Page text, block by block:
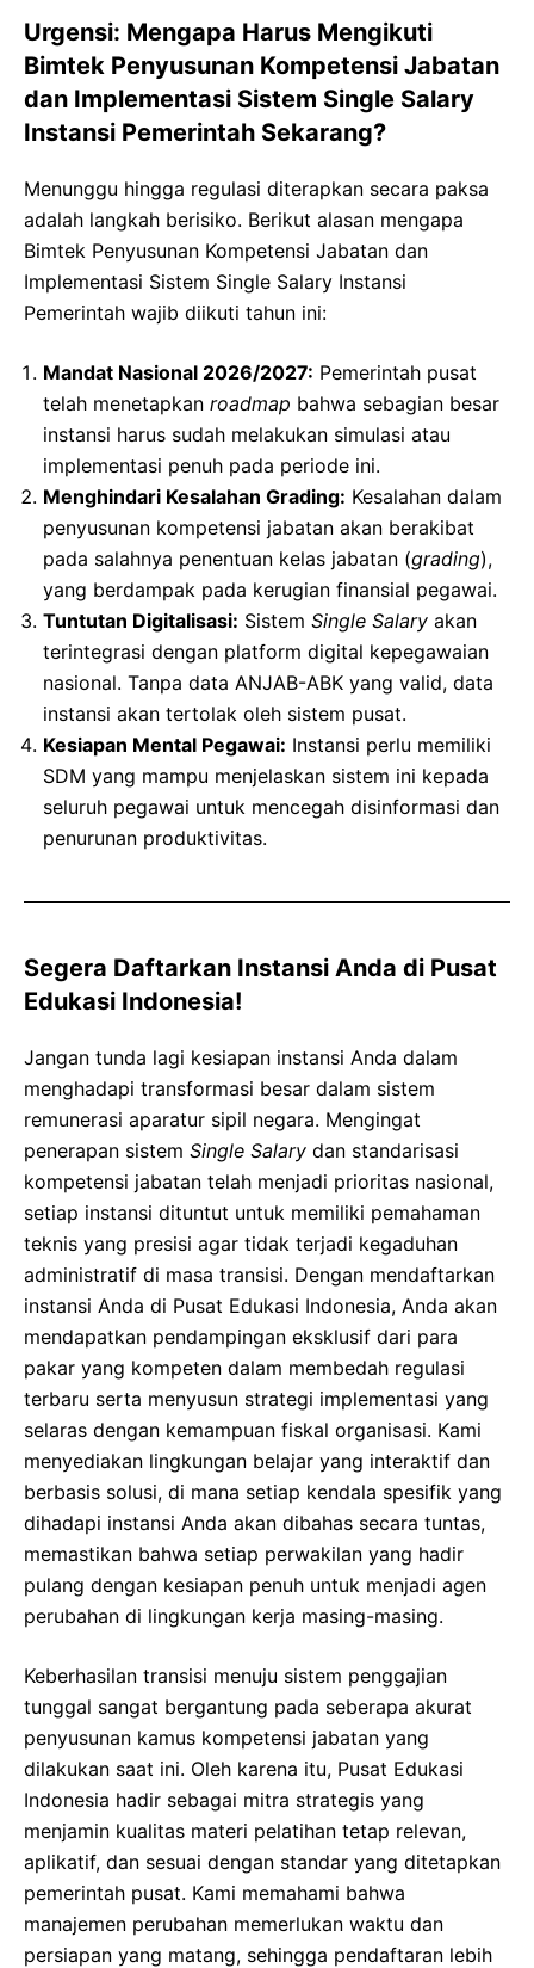
Urgensi: Mengapa Harus Mengikuti
Bimtek Penyusunan Kompetensi Jabatan
dan Implementasi Sistem Single Salary
Instansi Pemerintah Sekarang?
Menunggu hingga regulasi diterapkan secara paksa
adalah langkah berisiko. Berikut alasan mengapa
Bimtek Penyusunan Kompetensi Jabatan dan
Implementasi Sistem Single Salary Instansi
Pemerintah wajib diikuti tahun ini:
Mandat Nasional 2026/2027: Pemerintah pusat
telah menetapkan roadmap bahwa sebagian besar
instansi harus sudah melakukan simulasi atau
implementasi penuh pada periode ini.
Menghindari Kesalahan Grading: Kesalahan dalam
penyusunan kompetensi jabatan akan berakibat
pada salahnya penentuan kelas jabatan (grading),
yang berdampak pada kerugian finansial pegawai.
Tuntutan Digitalisasi: Sistem Single Salary akan
terintegrasi dengan platform digital kepegawaian
nasional. Tanpa data ANJAB-ABK yang valid, data
instansi akan tertolak oleh sistem pusat.
Kesiapan Mental Pegawai: Instansi perlu memiliki
SDM yang mampu menjelaskan sistem ini kepada
seluruh pegawai untuk mencegah disinformasi dan
penurunan produktivitas.
Segera Daftarkan Instansi Anda di Pusat
Edukasi Indonesia!
Jangan tunda lagi kesiapan instansi Anda dalam
menghadapi transformasi besar dalam sistem
remunerasi aparatur sipil negara. Mengingat
penerapan sistem Single Salary dan standarisasi
kompetensi jabatan telah menjadi prioritas nasional,
setiap instansi dituntut untuk memiliki pemahaman
teknis yang presisi agar tidak terjadi kegaduhan
administratif di masa transisi. Dengan mendaftarkan
instansi Anda di Pusat Edukasi Indonesia, Anda akan
mendapatkan pendampingan eksklusif dari para
pakar yang kompeten dalam membedah regulasi
terbaru serta menyusun strategi implementasi yang
selaras dengan kemampuan fiskal organisasi. Kami
menyediakan lingkungan belajar yang interaktif dan
berbasis solusi, di mana setiap kendala spesifik yang
dihadapi instansi Anda akan dibahas secara tuntas,
memastikan bahwa setiap perwakilan yang hadir
pulang dengan kesiapan penuh untuk menjadi agen
perubahan di lingkungan kerja masing-masing.
Keberhasilan transisi menuju sistem penggajian
tunggal sangat bergantung pada seberapa akurat
penyusunan kamus kompetensi jabatan yang
dilakukan saat ini. Oleh karena itu, Pusat Edukasi
Indonesia hadir sebagai mitra strategis yang
menjamin kualitas materi pelatihan tetap relevan,
aplikatif, dan sesuai dengan standar yang ditetapkan
pemerintah pusat. Kami memahami bahwa
manajemen perubahan memerlukan waktu dan
persiapan yang matang, sehingga pendaftaran lebih